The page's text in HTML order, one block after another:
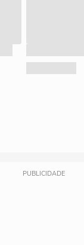
PUBLICIDADE